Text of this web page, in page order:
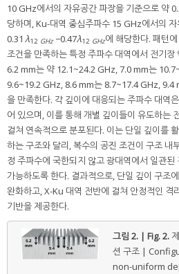
10 GHz에서의 자유공간 파장을 기준으로 약
당하며, Ku-대역 중심주파수 15 GHz에서의
0.31 λ12 GHz−0.47λ12 GHz에 해당한다. 패턴
조건을 만족하는 특정 주파수 대역에서 전기
6.2 mm는 약 12.1~24.2 GHz, 7.0 mm는
9.6~19.2 GHz, 8.6 mm는 8.7~17.4 GHz, 9.4
을 만족한다. 각 깊이에 대응되는 주파수 대역
어 있으며, 이를 통해 개별 깊이들이 유도하는
걸쳐 연속적으로 분포된다. 이는 단일 깊이를
하는 구조와 달리, 복수의 공진 조건이 구조 내
정 주파수에 국한되지 않고 광대역에서 일관
가능하도록 한다. 결과적으로, 단일 깊이 구조
완화하고, X-Ku 대역 전반에 걸쳐 안정적인 격
기반을 제공한다.
그림 2. | Fig. 2.
션 구조 |
non-uniform